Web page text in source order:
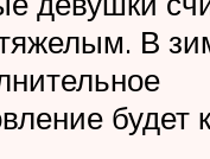
В
будет